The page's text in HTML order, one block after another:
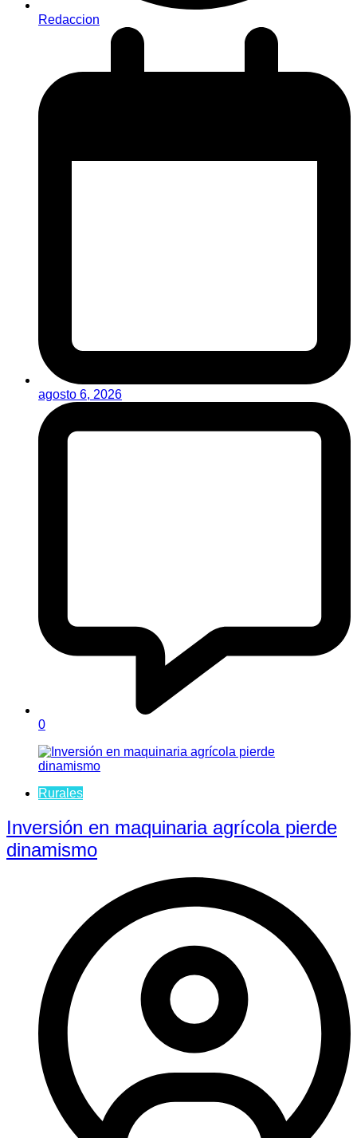
Redaccion
agosto 6, 2026
0
Rurales
Inversión en maquinaria agrícola pierde
dinamismo